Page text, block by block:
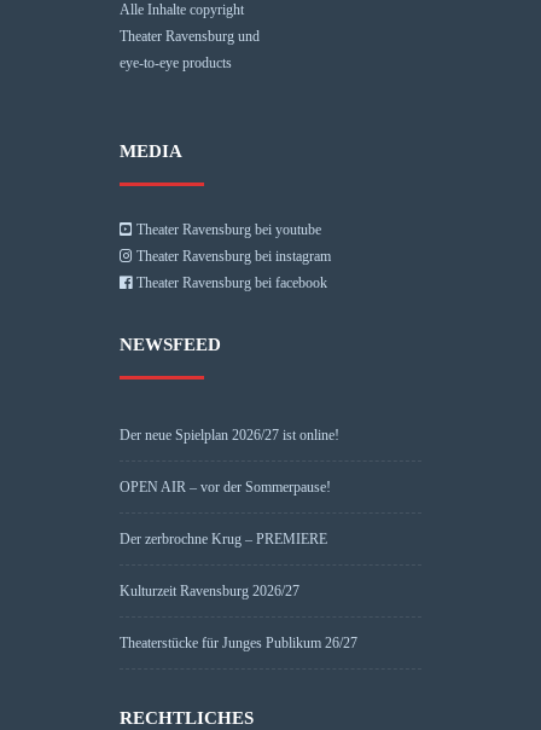
Alle Inhalte copyright
Theater Ravensburg und
eye-to-eye products
MEDIA
Theater Ravensburg bei youtube
Theater Ravensburg bei instagram
Theater Ravensburg bei facebook
NEWSFEED
Der neue Spielplan 2026/27 ist online!
OPEN AIR – vor der Sommerpause!
Der zerbrochne Krug – PREMIERE
Kulturzeit Ravensburg 2026/27
Theaterstücke für Junges Publikum 26/27
RECHTLICHES